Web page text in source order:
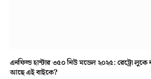
এনফিল্ড হান্টার ৩৫০ নিউ মডেল ২০২৫: রেট্রো
আছে এই বাইকে?